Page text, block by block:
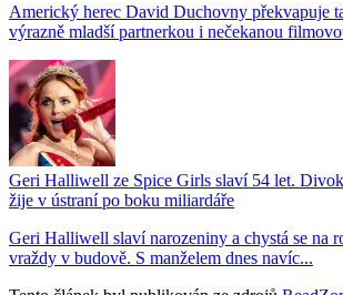
Americký herec David Duchovny překvapuje
výrazně mladší partnerkou i nečekanou
Geri Halliwell ze Spice Girls slaví 54 let.
žije v ústraní po boku miliardáře
Geri Halliwell slaví narozeniny a chystá se na
vraždy v budově. S manželem dnes navíc...